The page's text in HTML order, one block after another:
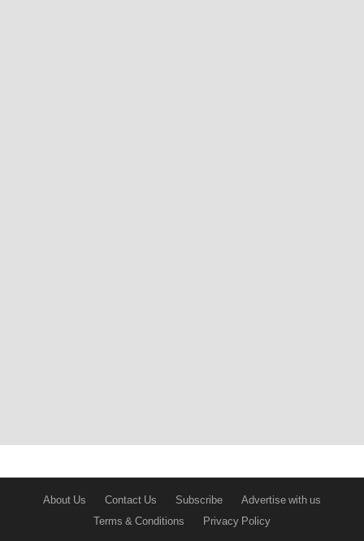
About Us Contact Us Subscribe
Advertise with us
Terms & Conditions
Privacy Policy